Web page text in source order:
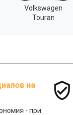
Volkswagen
Touran
на
- при